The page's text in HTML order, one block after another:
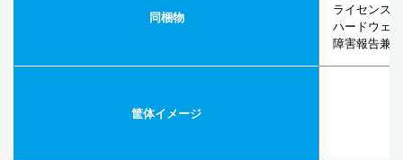
同梱物
ライセンス
ハードウェ
障害報告兼
筐体イメージ